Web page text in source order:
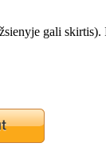
gali